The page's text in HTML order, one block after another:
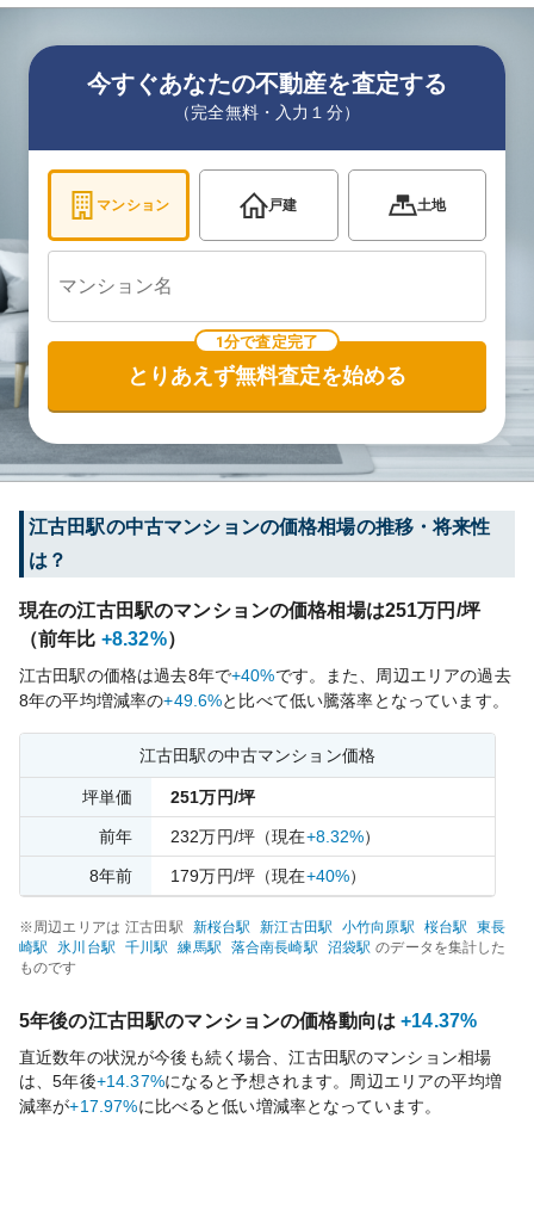
今すぐあなたの不動産を査定する
（完全無料・入力１分）
マンション 戸建 土地
1分で査定完了
とりあえず無料査定を始める
江古田駅の中古マンションの価格相場の推移・将来性
は？
現在の江古田駅のマンションの価格相場は251万円/坪
（前年比 +8.32%）
江古田駅の価格は過去8年で+40%です。
また、周辺エリアの過去
8年の平均増減率の+49.6%と比べて低い騰落率となっています。
江古田駅の中古マンション価格
坪単価 251万円/坪
前年 232万円/坪 （現在+8.32%）
8年前 179万円/坪 （現在+40%）
※周辺エリアは 江古田 駅 新桜台駅 新江古田駅 小竹向原駅 桜台駅
東長
崎駅 氷川台駅 千川駅 練馬駅 落合南長崎駅 沼袋駅 のデータを集計した
ものです
5年後の江古田駅のマンションの価格動向は +14.37%
直近数年の状況が今後も続く場合、江古田駅のマンション相場
は、5年後+14.37%になると予想されます。周辺エリアの平均増
減率が+17.97%に比べると低い増減率となっています。